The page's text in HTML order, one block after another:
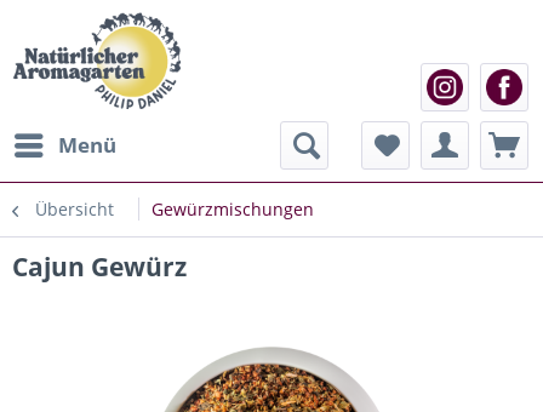
Menü
Übersicht Gewürzmischungen
Cajun Gewürz